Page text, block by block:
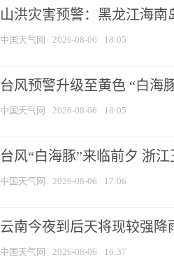
山洪灾害预警：黑龙江海
中国天气网 2026-08-06 18:05
台风预警升级至黄色 “白海
中国天气网 2026-08-06 18:05
台风“白海豚”来临前夕 浙
中国天气网 2026-08-06 17:06
云南今夜到后天将现较强降
中国天气网 2026-08-06 16:37